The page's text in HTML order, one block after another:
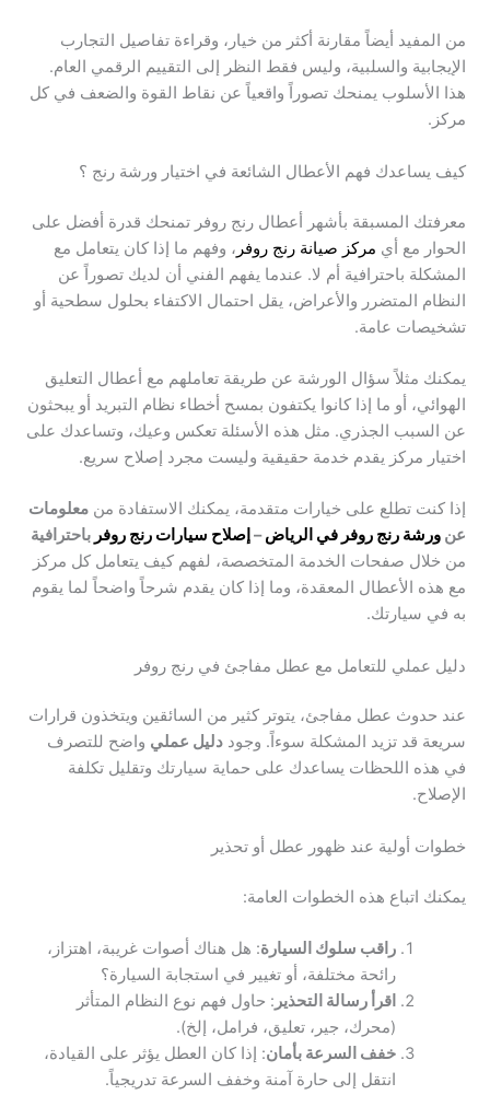
من المفيد أيضاً مقارنة أكثر من خيار، وقراءة تفاصيل التجارب
الإيجابية والسلبية، وليس فقط النظر إلى التقييم الرقمي العام.
هذا الأسلوب يمنحك تصوراً واقعياً عن نقاط القوة والضعف في كل
مركز.
كيف يساعدك فهم الأعطال الشائعة في اختيار ورشة رنج ؟
معرفتك المسبقة بأشهر أعطال رنج روفر تمنحك قدرة أفضل على
الحوار مع أي مركز صيانة رنج روفر ، وفهم ما إذا كان يتعامل مع
المشكلة باحترافية أم لا. عندما يفهم الفني أن لديك تصوراً عن
النظام المتضرر والأعراض، يقل احتمال الاكتفاء بحلول سطحية أو
تشخيصات عامة.
يمكنك مثلاً سؤال الورشة عن طريقة تعاملهم مع أعطال التعليق
الهوائي، أو ما إذا كانوا يكتفون بمسح أخطاء نظام التبريد أو يبحثون
عن السبب الجذري. مثل هذه الأسئلة تعكس وعيك، وتساعدك على
اختيار مركز يقدم خدمة حقيقية وليست مجرد إصلاح سريع.
إذا كنت تطلع على خيارات متقدمة، يمكنك الاستفادة منمعلومات
عن ورشة رنج روفر في الرياض–إصلاح سيارات رنج روفر باحترافية
من خلال صفحات الخدمة المتخصصة، لفهم كيف يتعامل كل مركز
مع هذه الأعطال المعقدة، وما إذا كان يقدم شرحاً واضحاً لما يقوم
به في سيارتك.
دليل عملي للتعامل مع عطل مفاجئ في رنج روفر
عند حدوث عطل مفاجئ، يتوتر كثير من السائقين ويتخذون قرارات
سريعة قد تزيد المشكلة سوءاً. وجوددليل عملي واضح للتصرف
في هذه اللحظات يساعدك على حماية سيارتك وتقليل تكلفة
الإصلاح.
خطوات أولية عند ظهور عطل أو تحذير
يمكنك اتباع هذه الخطوات العامة:
راقب سلوك السيارة: هل هناك أصوات غريبة، اهتزاز،
رائحة مختلفة، أو تغيير في استجابة السيارة؟
اقرأ رسالة التحذير : حاول فهم نوع النظام المتأثر
(محرك، جير، تعليق، فرامل، إلخ).
خفف السرعة بأمان: إذا كان العطل يؤثر على القيادة،
انتقل إلى حارة آمنة وخفف السرعة تدريجياً.